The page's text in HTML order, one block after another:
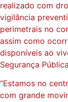
realizado com
vigilância
perimetrais no
assim como
disponíveis ao
Segurança
“Estamos no
com grande